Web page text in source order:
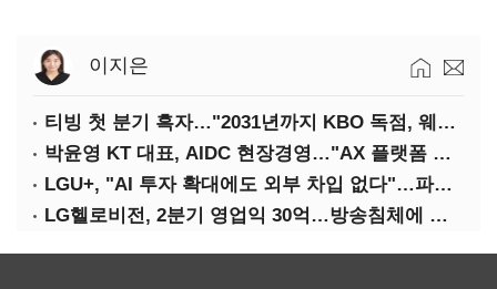
이지은
티빙 첫 분기 흑자…"2031년까지 KBO 독점, 웨이브 합병도 속도"
박윤영 KT 대표, AIDC 현장경영…"AX 플랫폼 핵심 인프라로 키운다"
LGU+, "AI 투자 확대에도 외부 차입 없다"…파주 AIDC 수익성 자신
LG헬로비전, 2분기 영업익 30억…방송침체에 교육용 단말 시장도 축소